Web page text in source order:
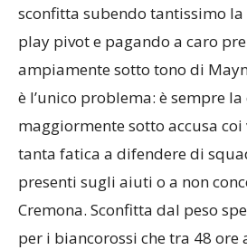
sconfitta subendo tantissimo la
play pivot e pagando a caro
ampiamente sotto tono di
è l’unico problema: è sempre
maggiormente sotto accusa coi
tanta fatica a difendere di
presenti sugli aiuti o a non
Cremona. Sconfitta dal peso
per i biancorossi che tra 48